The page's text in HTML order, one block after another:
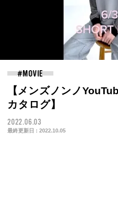
【メンズノンノ
カタログ】
2022.06.03
最終更新日 : 2022.10.05